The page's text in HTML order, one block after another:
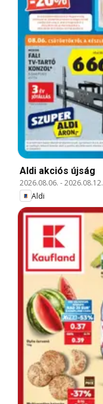
Aldi akciós újság
2026.08.06. -2026.08.12.
Aldi